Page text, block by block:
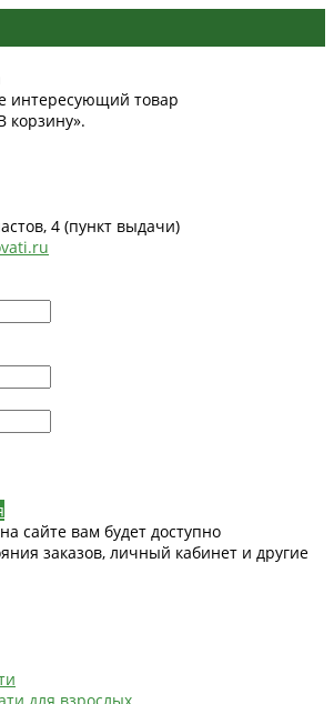
интересующий товар
корзину».
4 (пункт выдачи)
сайте вам будет доступно
заказов, личный кабинет и другие